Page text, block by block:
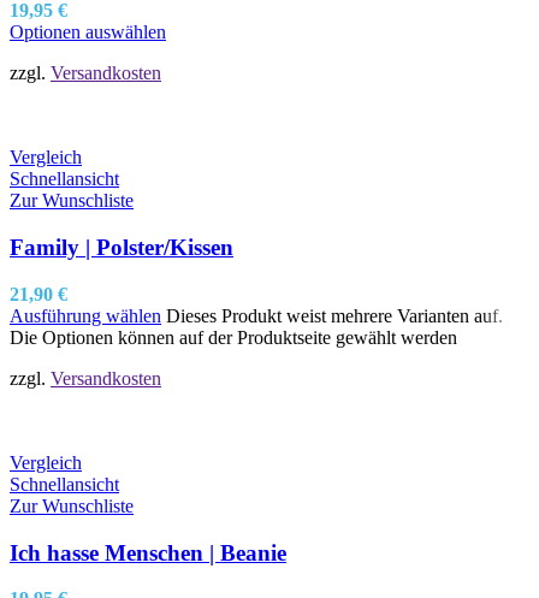
19,95 €
Optionen auswählen
zzgl. Versandkosten
Vergleich
Schnellansicht
Zur Wunschliste
Family | Polster/Kissen
21,90 €
Ausführung wählen Dieses Produkt weist mehrere Varianten auf.
Die Optionen können auf der Produktseite gewählt werden
zzgl. Versandkosten
Vergleich
Schnellansicht
Zur Wunschliste
Ich hasse Menschen | Beanie